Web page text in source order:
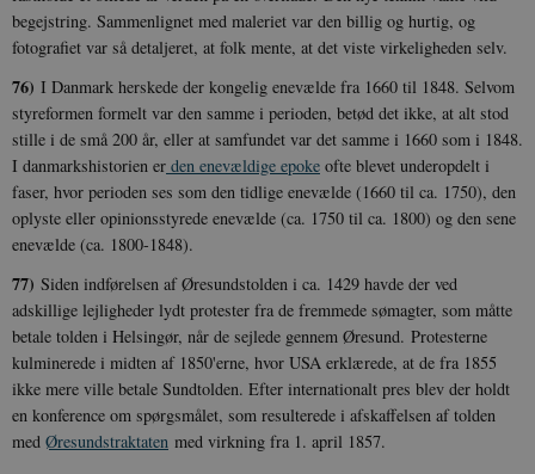
begejstring. Sammenlignet med maleriet var den billig og hurtig, og
fotografiet var så detaljeret, at folk mente, at det viste virkeligheden selv.
76) I Danmark herskede der kongelig enevælde fra 1660 til 1848. Selvom
styreformen formelt var den samme i perioden, betød det ikke, at alt stod
stille i de små 200 år, eller at samfundet var det samme i 1660 som i 1848.
I danmarkshistorien er den enevældige epoke ofte blevet underopdelt i
faser, hvor perioden ses som den tidlige enevælde (1660 til ca. 1750), den
oplyste eller opinionsstyrede enevælde (ca. 1750 til ca. 1800) og den sene
enevælde (ca. 1800-1848).
77) Siden indførelsen af Øresundstolden i ca. 1429 havde der ved
adskillige lejligheder lydt protester fra de fremmede sømagter, som måtte
betale tolden i Helsingør, når de sejlede gennem Øresund. Protesterne
kulminerede i midten af 1850'erne, hvor USA erklærede, at de fra 1855
ikke mere ville betale Sundtolden. Efter internationalt pres blev der holdt
en konference om spørgsmålet, som resulterede i afskaffelsen af tolden
med Øresundstraktaten med virkning fra 1. april 1857.